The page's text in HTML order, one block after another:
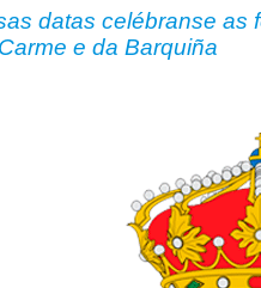
datas celébranse as
e da Barquiña